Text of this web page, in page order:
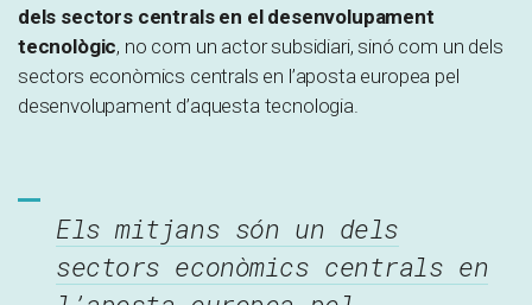
dels sectors centrals en el desenvolupament
tecnològic, no com un actor subsidiari, sinó com un dels
sectors econòmics centrals en l’aposta europea pel
desenvolupament d’aquesta tecnologia.
Els mitjans són un dels
sectors econòmics centrals en